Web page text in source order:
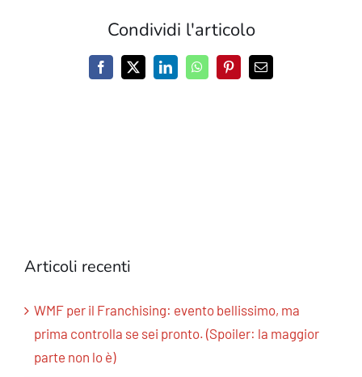
Condividi l'articolo
Facebook
X LinkedInWhatsAppPinterestEmail
Articoli recenti
WMF per il Franchising: evento bellissimo, ma
prima controlla se sei pronto. (Spoiler: la maggior
parte non lo è)